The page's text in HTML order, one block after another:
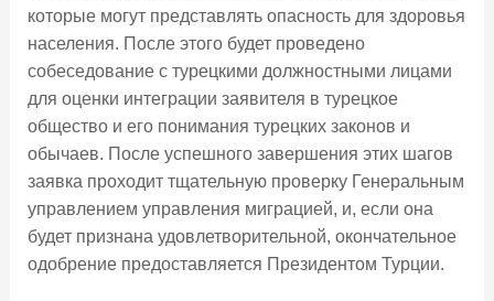
которые могут представлять опасность для здоровья
населения. После этого будет проведено
собеседование с турецкими должностными лицами
для оценки интеграции заявителя в турецкое
общество и его понимания турецких законов и
обычаев. После успешного завершения этих шагов
заявка проходит тщательную проверку Генеральным
управлением управления миграцией, и, если она
будет признана удовлетворительной, окончательное
одобрение предоставляется Президентом Турции.